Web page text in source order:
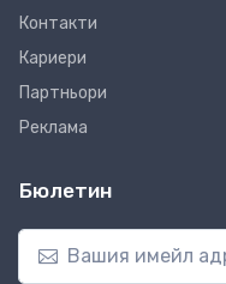
Контакти
Кариери
Партньори
Реклама
Бюлетин